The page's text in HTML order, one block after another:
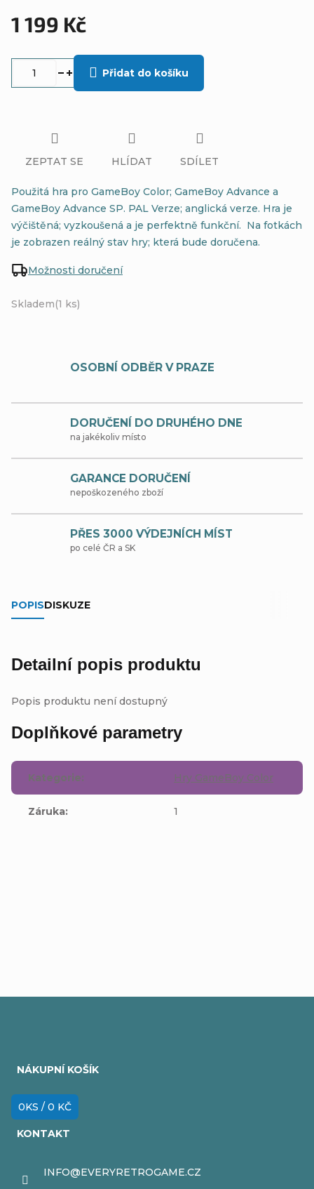
1 199 Kč
Skladem(1 ks)
Možnosti doručení
Přidat do košíku
Použitá hra pro GameBoy Color; GameBoy Advance a
GameBoy Advance SP. PAL Verze; anglická verze. Hra je
výčištěná; vyzkoušená a je perfektně funkční. Na fotkách
je zobrazen reálný stav hry; která bude doručena.
ZEPTAT SE HLÍDAT SDÍLET
OSOBNÍ ODBĚR V PRAZE
DORUČENÍ DO DRUHÉHO DNE
na jakékoliv místo
GARANCE DORUČENÍ
nepoškozeného zboží
PŘES 3000 VÝDEJNÍCH MÍST
po celé ČR a SK
POPISDISKUZE
Detailní popis produktu
Popis produktu není dostupný
Doplňkové parametry
Kategorie: Hry GameBoy Color
Záruka: 1
NÁKUPNÍ KOŠÍK
0KS / 0 KČ
KONTAKT
INFO@EVERYRETROGAME.CZ